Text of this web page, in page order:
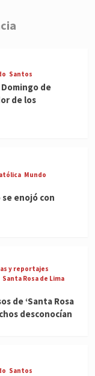
Santos
de
de los
Mundo
enojó con
y reportajes
Santa Rosa de Lima
de ‘Santa Rosa
desconocían
Santos